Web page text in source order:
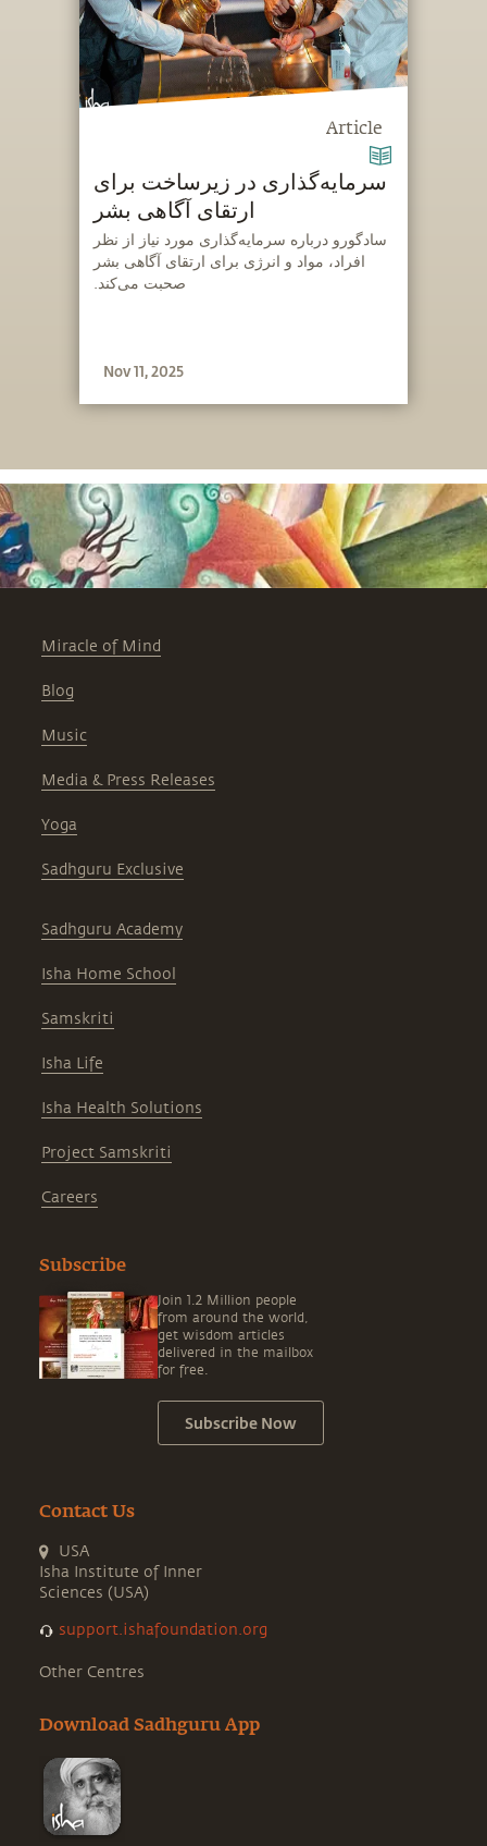
Article
سرمایه‌گذاری در زیرساخت برای
ارتقای آگاهی بشر
‫سادگورو درباره سرمایه‌گذاری مورد نیاز از نظر
افراد، مواد و انرژی برای ارتقای آگاهی بشر
صحبت می‌کند.
Nov 11, 2025
Miracle of Mind
Blog
Music
Media & Press Releases
Yoga
Sadhguru Exclusive
Sadhguru Academy
Isha Home School
Samskriti
Isha Life
Isha Health Solutions
Project Samskriti
Careers
Subscribe
Join 1.2 Million people
from around the world,
get wisdom articles
delivered in the mailbox
for free.
Subscribe Now
Contact Us
USA
Isha Institute of Inner
Sciences (USA)
support.ishafoundation.org
Other Centres
Download Sadhguru App